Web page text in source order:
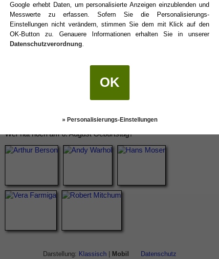
Wer hat noch am 6. August Geburtstag?
Darstellung: Klassisch| Mobil Datenschutz
Google erhebt Daten, um personalisierte Anzeigen einzublenden und
Messwerte zu erfassen. Sofern Sie die Personalisierungs-
Einstellungen nicht verändern, stimmen Sie dem mit Klick auf den
OK-Button zu. Genauere Informationen erhalten Sie in unserer
Datenschutzverordnung
OK
» Personalisierungs-Einstellungen